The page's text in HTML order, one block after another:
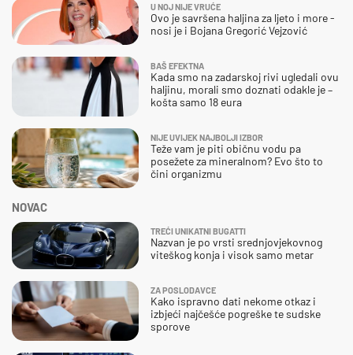
NOVAC
TREĆI UNIKATNI BUGATTI
Nazvan je po vrsti srednjovjekovnog
viteškog konja i visok samo metar
ZA POSLODAVCE
Kako ispravno dati nekome otkaz i
izbjeći najčešće pogreške te sudske
sporove
U NOJ NIJE VRUĆE
Ovo je savršena haljina za ljeto i more -
nosi je i Bojana Gregorić Vejzović
BAŠ EFEKTNA
Kada smo na zadarskoj rivi ugledali ovu
haljinu, morali smo doznati odakle je –
košta samo 18 eura
NIJE UVIJEK NAJBOLJI IZBOR
Teže vam je piti običnu vodu pa
posežete za mineralnom? Evo što to
čini organizmu